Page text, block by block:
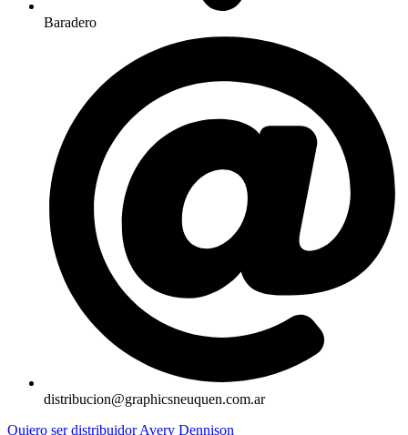
Baradero
distribucion@graphicsneuquen.com.ar
Quiero ser distribuidor Avery Dennison